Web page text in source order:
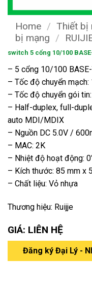
Home / Thiết bị
bị mạng /
switch 5 cổng 10/100
– 5 cổng 10/100
– Tốc độ chuyển mạch:
– Tốc độ chuyển gói
– Half-duplex, full-
auto MDI/MDIX
– Nguồn DC 5.0V /
– MAC: 2K
– Nhiệt độ hoạt động:
– Kích thước: 85 mm x
– Chất liệu: Vỏ nhựa
Thương hiệu: Ruijje
GIÁ: LIÊN HỆ
Đăng ký Đại Lý -